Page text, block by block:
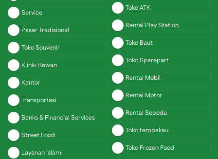
Service
Pasar Tradisional
Toko Souvenir
Klinik Hewan
Kantor
Transportasi
Banks & Financial Services
Street Food
Layanan Islami
Toko ATK
Rental Play Station
Toko Baut
Toko Sparepart
Rental Mobil
Rental Motor
Rental Sepeda
Toko tembakau
Toko Frozen Food